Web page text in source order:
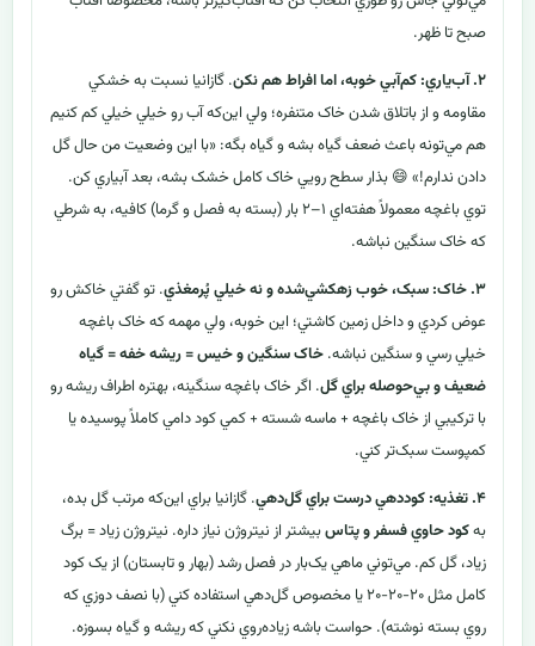
صبح تا ظهر.
۲. آب‌ياري: کم‌آبي خوبه، اما افراط هم نکن
. گازانيا نسبت به خشکي
مقاومه و از باتلاق شدن خاک متنفره؛ ولي اين‌که آب رو خيلي خيلي کم کنيم
هم مي‌تونه باعث ضعف گياه بشه و گياه بگه: «با اين وضعيت من حال گل
دادن ندارم!» 😄 بذار سطح رويي خاک کامل خشک بشه، بعد آبياري کن.
توي باغچه معمولاً هفته‌اي ۱–۲ بار (بسته به فصل و گرما) کافيه، به شرطي
که خاک سنگين نباشه.
۳. خاک: سبک، خوب زهکشي‌شده و نه خيلي پُرمغذي
. تو گفتي خاکش رو
عوض کردي و داخل زمين کاشتي؛ اين خوبه، ولي مهمه که خاک باغچه
خيلي رسي و سنگين نباشه. خاک سنگين و خيس = ريشه خفه = گياه
ضعيف و بي‌حوصله براي گل. اگر خاک باغچه سنگينه، بهتره اطراف ريشه رو
با ترکيبي از خاک باغچه + ماسه شسته + کمي کود دامي کاملاً پوسيده يا
کمپوست سبک‌تر کني.
۴. تغذيه: کوددهي درست براي گل‌دهي
. گازانيا براي اين‌که مرتب گل بده،
بهکود حاوي فسفر و پتاسبيشتر از نيتروژن نياز داره. نيتروژن زياد = برگ
زياد، گل کم. مي‌توني ماهي يک‌بار در فصل رشد (بهار و تابستان) از يک کود
کامل مثل ۲۰-۲۰-۲۰ يا مخصوص گل‌دهي استفاده کني (با نصف دوزي که
روي بسته نوشته). حواست باشه زياده‌روي نکني که ريشه و گياه بسوزه.